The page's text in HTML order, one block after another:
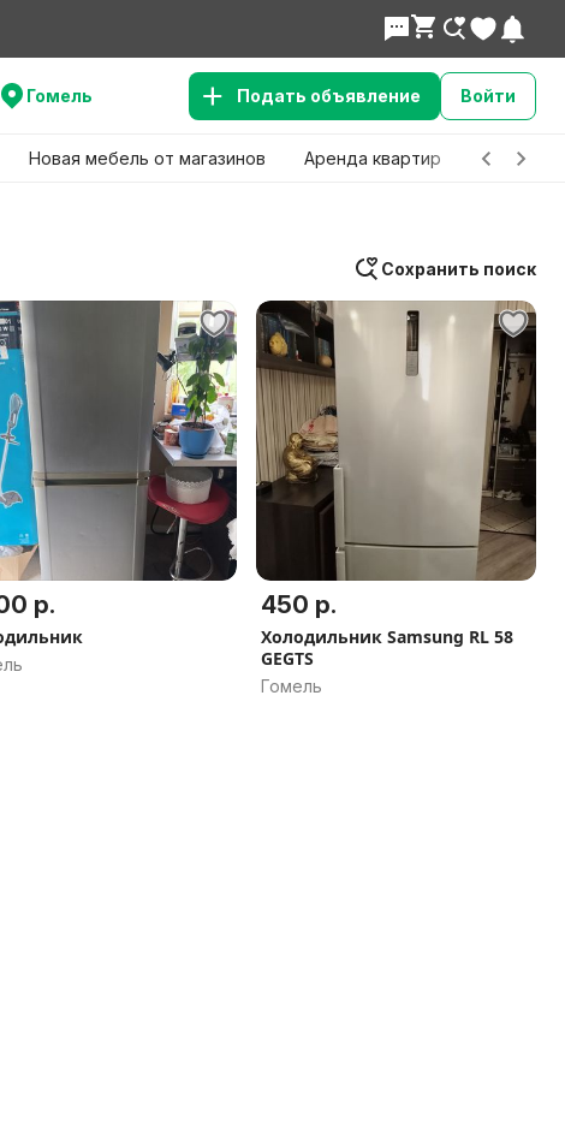
Гомель Подать объявление Войти
Новая мебель от магазинов Аренда квартир Детские
Сохранить поиск
р. 450 р.
Холодильник Samsung RL 58
GEGTS
Гомель